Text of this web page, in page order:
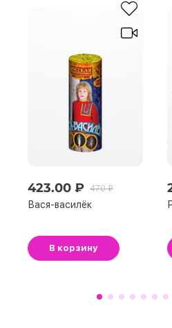
423.00 ₽ 470 ₽
Вася-василёк
В корзину